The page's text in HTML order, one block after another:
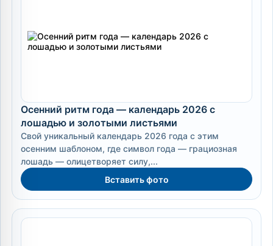
Осенний ритм года — календарь 2026 с
лошадью и золотыми листьями
Свой уникальный календарь 2026 года с этим
осенним шаблоном, где символ года — грациозная
лошадь — олицетворяет силу,...
Вставить фото